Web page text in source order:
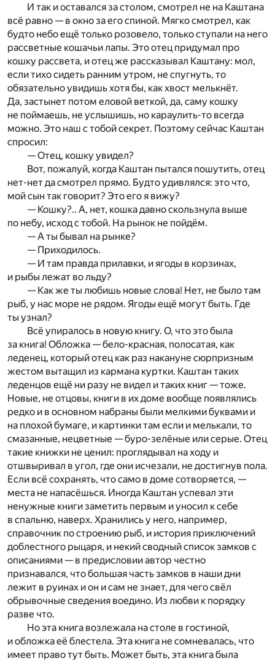
И так и оставался за столом, смотрел не на Каштана
всё равно — в окно за его спиной. Мягко смотрел, как
будто небо ещё только розовело, только ступали на него
рассветные кошачьи лапы. Это отец придумал про
кошку рассвета, и отец же рассказывал Каштану: мол,
если тихо сидеть ранним утром, не спугнуть, то
обязательно увидишь хотя бы, как хвост мелькнёт.
Да, застынет потом еловой веткой, да, саму кошку
не поймаешь, не услышишь, но караулить-то всегда
можно. Это наш с тобой секрет. Поэтому сейчас Каштан
спросил:
— Отец, кошку увидел?
Вот, пожалуй, когда Каштан пытался пошутить, отец
нет-нет да смотрел прямо. Будто удивлялся: это что,
мой сын так говорит? Это его я вижу?
— Кошку?.. А, нет, кошка давно скользнула выше
по небу, исход с тобой. На рынок не пойдём.
— А ты бывал на рынке?
— Приходилось.
— И там правда прилавки, и ягоды в корзинах,
и рыбы лежат во льду?
— Как же ты любишь новые слова! Нет, не было там
рыб, у нас море не рядом. Ягоды ещё могут быть. Где
ты узнал?
Всё упиралось в новую книгу. О, что это была
за книга! Обложка — бело-красная, полосатая, как
леденец, который отец как раз накануне сюрпризным
жестом вытащил из кармана куртки. Каштан таких
леденцов ещё ни разу не видел и таких книг — тоже.
Новые, не отцовы, книги в их доме вообще появлялись
редко и в основном набраны были мелкими буквами и
на плохой бумаге, и картинки там если и мелькали, то
смазанные, нецветные — буро-зелёные или серые. Отец
такие книжки не ценил: проглядывал на ходу и
отшвыривал в угол, где они исчезали, не достигнув пола.
Если всё сохранять, что само в доме сотворяется, —
места не напасёшься. Иногда Каштан успевал эти
ненужные книги заметить первым и уносил к себе
в спальню, наверх. Хранились у него, например,
справочник по строению рыб, и история приключений
доблестного рыцаря, и некий сводный список замков с
описаниями — в предисловии автор честно
признавался, что большая часть замков в наши дни
лежит в руинах и он и сам не знает, для чего свёл
обрывочные сведения воедино. Из любви к порядку
разве что.
Но эта книга возлежала на столе в гостиной,
и обложка её блестела. Эта книга не сомневалась, что
имеет право тут быть. Может быть, эта книга была